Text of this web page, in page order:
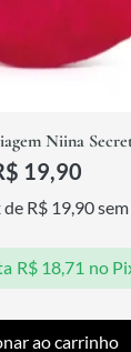
Niina
19,90
de R$ 19,90
R$18,71 no
ao carrinho